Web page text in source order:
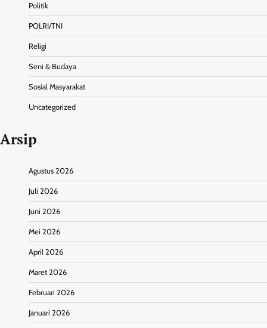
Politik
POLRI/TNI
Religi
Seni & Budaya
Sosial Masyarakat
Uncategorized
Arsip
Agustus 2026
Juli 2026
Juni 2026
Mei 2026
April 2026
Maret 2026
Februari 2026
Januari 2026